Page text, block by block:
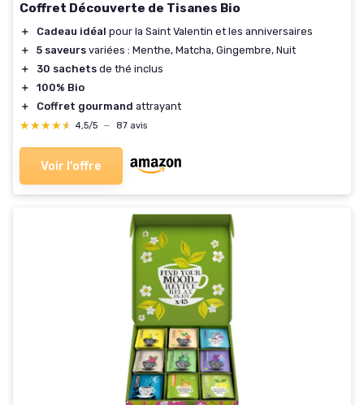
Coffret Découverte de Tisanes Bio
＋ Cadeau idéal pour la Saint Valentin et les anniversaires
＋
5 saveurs variées : Menthe, Matcha, Gingembre, Nuit
＋
30 sachets de thé inclus
＋
100% Bio
＋
Coffret gourmand attrayant
★★★★★
★★★★★ 4,5/5 — 87 avis
Voir l'offre